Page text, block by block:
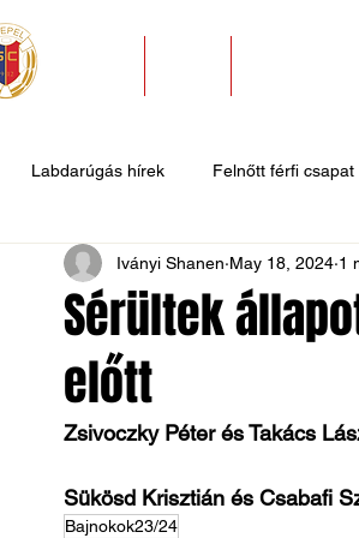
Labdarúgás hírek Felnőtt férfi csapat
U9 U7 Evezős hírek
Csepel SC II Általános hírek
Sérültek
előtt
Iványi Shanen May 18, 2024 1
Zsivoczky Péter és Takács
Sükösd Krisztián és Csabafi
Bajnokok23/24